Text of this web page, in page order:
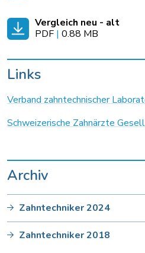
Vergleich neu - alt
PDF | 0.88 MB
Links
Verband zahntechnischer
Schweizerische Zahnärzte
Archiv
Zahntechniker 2024
Zahntechniker 2018